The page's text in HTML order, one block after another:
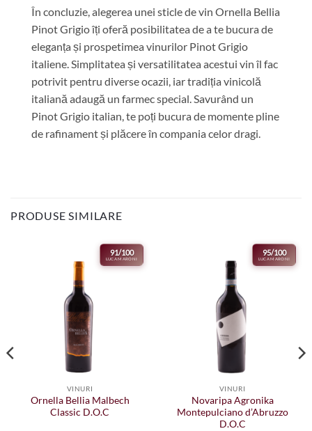
În concluzie, alegerea unei sticle de vin Ornella Bellia
Pinot Grigio îți oferă posibilitatea de a te bucura de
eleganța și prospetimea vinurilor Pinot Grigio
italiene. Simplitatea și versatilitatea acestui vin îl fac
potrivit pentru diverse ocazii, iar tradiția vinicolă
italiană adaugă un farmec special. Savurând un
Pinot Grigio italian, te poți bucura de momente pline
de rafinament și plăcere în compania celor dragi.
PRODUSE SIMILARE
91/100
LUCA MARONI
VINURI
Ornella Bellia Malbech
Classic D.O.C
95/100
LUCA MARONI
VINURI
Novaripa Agronika
Montepulciano d’Abruzzo
D.O.C